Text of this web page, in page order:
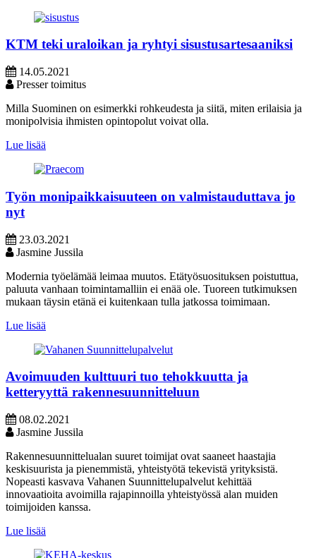
KTM teki uraloikan ja ryhtyi sisustusartesaaniksi
14.05.2021
Presser toimitus
Milla Suominen on esimerkki rohkeudesta ja siitä, miten erilaisia ja
monipolvisia ihmisten opintopolut voivat olla.
Lue lisää
Työn monipaikkaisuuteen on valmistauduttava jo
nyt
23.03.2021
Jasmine Jussila
Modernia työelämää leimaa muutos. Etätyösuosituksen poistuttua,
paluuta vanhaan toimintamalliin ei enää ole. Tuoreen tutkimuksen
mukaan täysin etänä ei kuitenkaan tulla jatkossa toimimaan.
Lue lisää
Avoimuuden kulttuuri tuo tehokkuutta ja
ketteryyttä rakennesuunnitteluun
08.02.2021
Jasmine Jussila
Rakennesuunnittelualan suuret toimijat ovat saaneet haastajia
keskisuurista ja pienemmistä, yhteistyötä tekevistä yrityksistä.
Nopeasti kasvava Vahanen Suunnittelupalvelut kehittää
innovaatioita avoimilla rajapinnoilla yhteistyössä alan muiden
toimijoiden kanssa.
Lue lisää